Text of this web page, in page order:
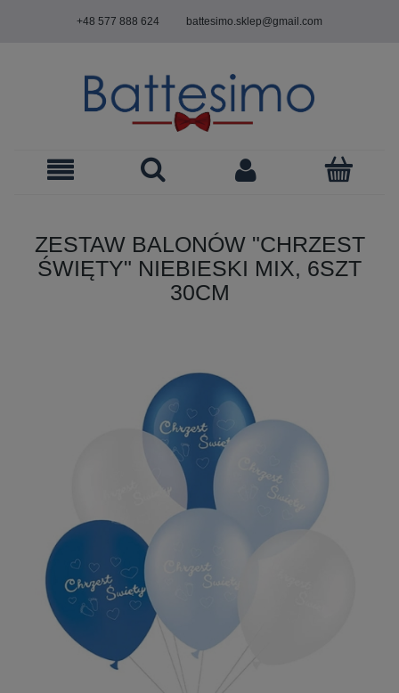
+48 577 888 624 battesimo.sklep@gmail.com
ZESTAW BALONÓW "CHRZEST
ŚWIĘTY" NIEBIESKI MIX, 6SZT
30CM